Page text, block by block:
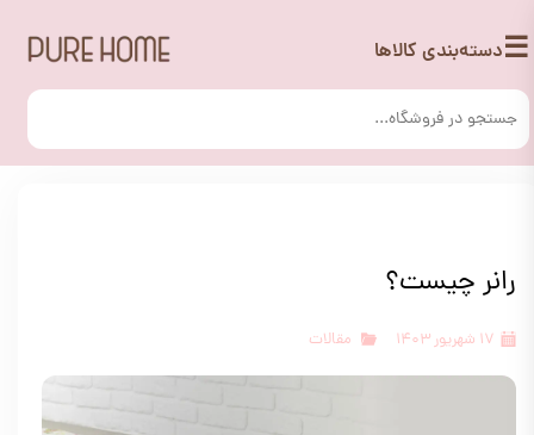
☰دسته‌بندی کالاها
رانر چیست؟
۱۷ شهریور ۱۴۰۳ مقالات